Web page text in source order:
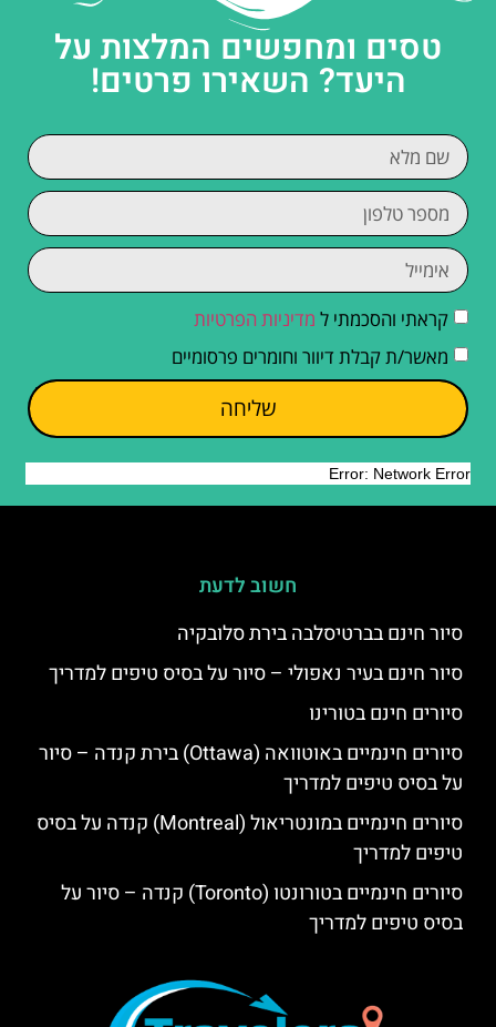
טסים ומחפשים המלצות על
היעד? השאירו פרטים!
קראתי והסכמתי ל מדיניות הפרטיות
מאשר/ת קבלת דיוור וחומרים פרסומיים
שליחה
חשוב לדעת
סיור חינם בברטיסלבה בירת סלובקיה
סיור חינם בעיר נאפולי – סיור על בסיס טיפים למדריך
סיורים חינם בטורינו
סיורים חינמיים באוטוואה (Ottawa) בירת קנדה – סיור
על בסיס טיפים למדריך
סיורים חינמיים במונטריאול (Montreal) קנדה על בסיס
טיפים למדריך
סיורים חינמיים בטורונטו (Toronto) קנדה – סיור על
בסיס טיפים למדריך